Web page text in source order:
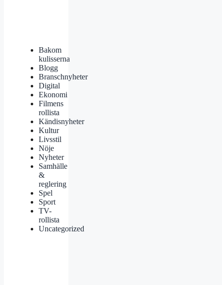
Bakom
kulisserna
Blogg
Branschnyheter
Digital
Ekonomi
Filmens
rollista
Kändisnyheter
Kultur
Livsstil
Nöje
Nyheter
Samhälle
&
reglering
Spel
Sport
TV-
rollista
Uncategorized